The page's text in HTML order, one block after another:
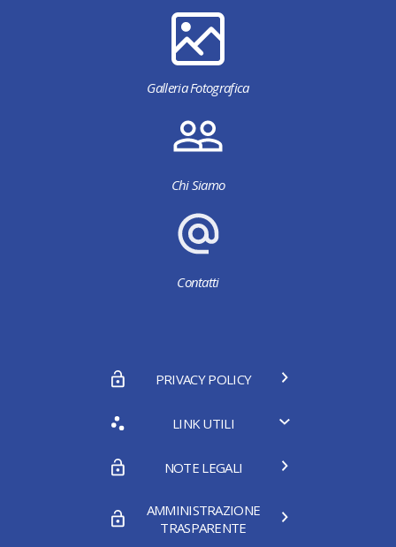
Galleria Fotografica
Chi Siamo
Contatti
PRIVACY POLICY
LINK UTILI
NOTE LEGALI
AMMINISTRAZIONE
TRASPARENTE